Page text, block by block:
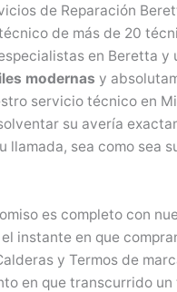
de Reparación
de más de 20
en Beretta y
modernas y
servicio técnico en
su avería
llamada, sea como sea
es completo con
instante en que
y Termos de
en que transcurrido un